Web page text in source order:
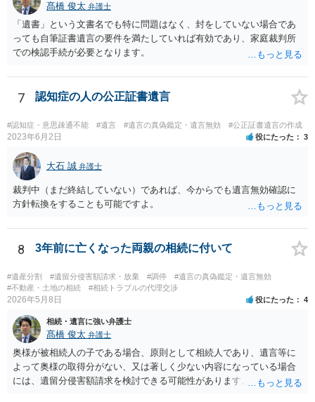
髙橋 俊太 弁護士
「遺書」という文書名でも特に問題はなく、封をしていない場合であ
っても自筆証書遺言の要件を満たしていれば有効であり、家庭裁判所
での検認手続が必要となります。
7 認知症の人の公正証書遺言
#認知症・意思疎通不能 #遺言 #遺言の真偽鑑定・遺言無効 #公正証書遺言の作成
2023年6月2日 役にたった 3
大石 誠 弁護士
裁判中（まだ終結していない）であれば、今からでも遺言無効確認に
方針転換をすることも可能ですよ。
8 3年前に亡くなった両親の相続に付いて
#遺産分割 #遺留分侵害額請求・放棄 #調停
#遺言の真偽鑑定・遺言無効
#不動産・土地の相続
#相続トラブルの代理交渉
2026年5月8日 役にたった 4
相続・遺言に強い弁護士
髙橋 俊太 弁護士
奥様が被相続人の子である場合、原則として相続人であり、遺言等に
よって奥様の取得分がない、又は著しく少ない内容になっている場合
には、遺留分侵害額請求を検討できる可能性があります。ただし、